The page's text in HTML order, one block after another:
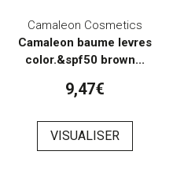
Camaleon Cosmetics
Camaleon baume levres
color.&spf50 brown...
9,47€
VISUALISER